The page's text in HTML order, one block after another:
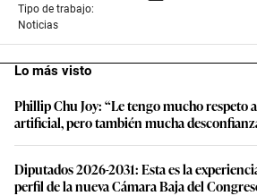
Tipo de trabajo:
Noticias
Lo más visto
Phillip Chu Joy: “Le tengo mucho respeto
artificial, pero también mucha
Diputados 2026-2031: Esta es la
perfil de la nueva Cámara Baja del